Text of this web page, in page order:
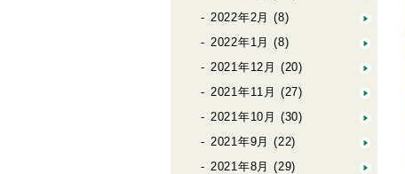
2022年2月 (8)
2022年1月 (8)
2021年12月 (20)
2021年11月 (27)
2021年10月 (30)
2021年9月 (22)
2021年8月 (29)